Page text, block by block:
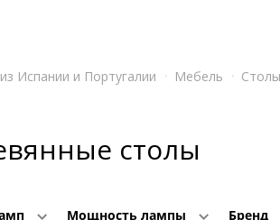
Испании и Португалии Мебель
столы
Мощность лампы Бренд